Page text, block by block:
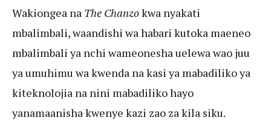
Wakiongea na The Chanzokwa nyakati
mbalimbali, waandishi wa habari kutoka maeneo
mbalimbali ya nchi wameonesha uelewa wao juu
ya umuhimu wa kwenda na kasi ya mabadiliko ya
kiteknolojia na nini mabadiliko hayo
yanamaanisha kwenye kazi zao za kila siku.